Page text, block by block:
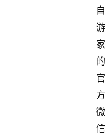
自
游
家
的
官
方
微
信